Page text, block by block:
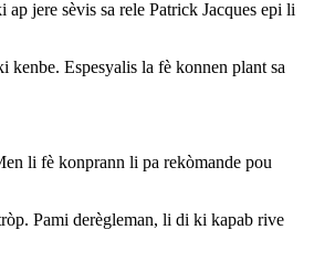
jere sèvis sa rele Patrick Jacques epi li
Espesyalis la fè konnen plant sa
li fè konprann li pa rekòmande pou
Pami derègleman, li di ki kapab rive